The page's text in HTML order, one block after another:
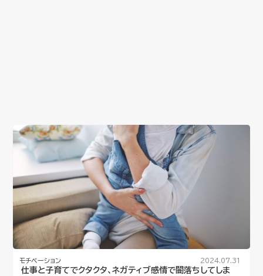
モチベーション 2024.07.31
仕事と子育てでクタクタ、ネガティブ感情で闇落ちしてしま